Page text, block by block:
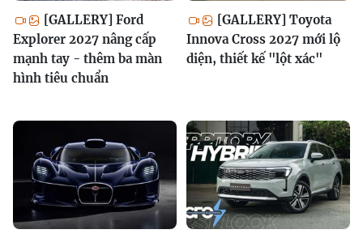
[GALLERY] Ford
Explorer 2027 nâng cấp
mạnh tay - thêm ba màn
hình tiêu chuẩn
[GALLERY] Toyota
Innova Cross 2027 mới lộ
diện, thiết kế "lột xác"